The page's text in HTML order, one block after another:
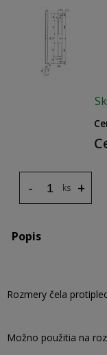
ks +
-
Popis
Rozmery čela
Možno použitia na